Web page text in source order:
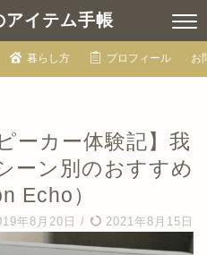
イテム手帳
暮らし方 プロフィール お
ーカー体験記】我
ーン別のおすすめ
Echo）
年8月20日 / 2021年8月15日